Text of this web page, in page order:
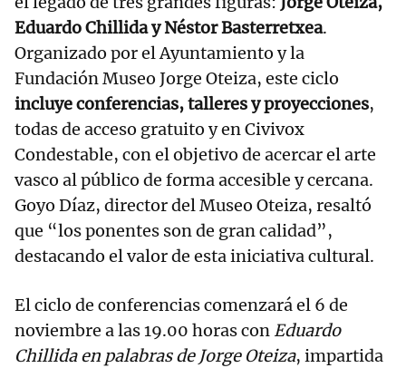
Eduardo Chillida y Néstor Basterretxea.
Organizado por el Ayuntamiento y la
Fundación Museo Jorge Oteiza, este ciclo
incluye conferencias, talleres y proyecciones,
todas de acceso gratuito y en Civivox
Condestable, con el objetivo de acercar el arte
vasco al público de forma accesible y cercana.
Goyo Díaz, director del Museo Oteiza, resaltó
que “los ponentes son de gran calidad”,
destacando el valor de esta iniciativa cultural.
El ciclo de conferencias comenzará el 6 de
noviembre a las 19.00 horas con Eduardo
Chillida en palabras de Jorge Oteiza, impartida